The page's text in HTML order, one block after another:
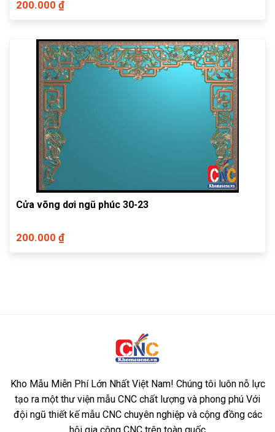
200.000 ₫
Cửa võng dơi ngũ phúc 30-23
200.000 ₫
Kho Mẫu Miễn Phí Lớn Nhất Việt Nam! Chúng tôi luôn nỗ lực
tạo ra một thư viện mẫu CNC chất lượng và phong phú Với
đội ngũ thiết kế mẫu CNC chuyên nghiệp và cộng đồng các
hội gia công CNC trên toàn quốc